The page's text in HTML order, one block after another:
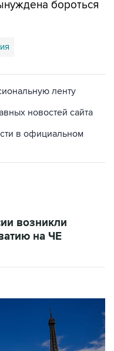
бороться
ленту
новостей сайта
в официальном
возникли
на ЧЕ